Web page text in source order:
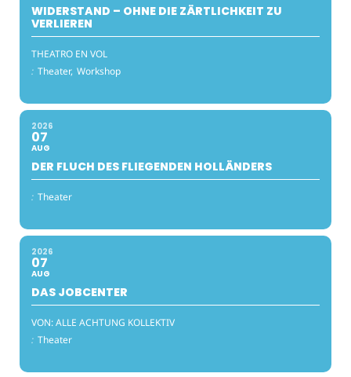
WIDERSTAND – OHNE DIE ZÄRTLICHKEIT ZU
VERLIEREN
THEATRO EN VOL
: Theater, Workshop
2026
07
AUG
DER FLUCH DES FLIEGENDEN HOLLÄNDERS
: Theater
2026
07
AUG
DAS JOBCENTER
VON: ALLE ACHTUNG KOLLEKTIV
: Theater